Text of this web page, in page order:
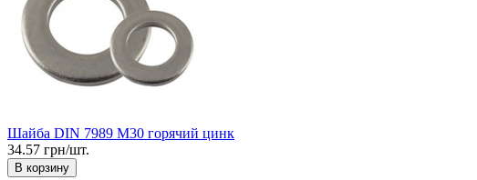
Шайба DIN 7989 М30 горячий цинк
34.57 грн/шт.
В корзину